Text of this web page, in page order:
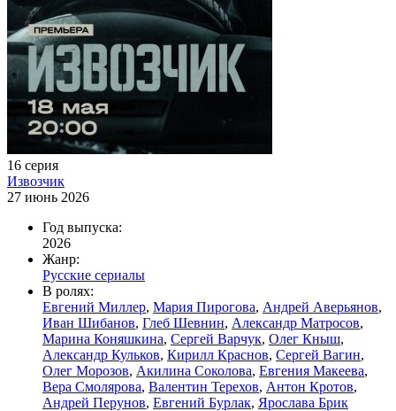
16 серия
Извозчик
27 июнь 2026
Год выпуска:
2026
Жанр:
Русские сериалы
В ролях:
Евгений Миллер, Мария Пирогова, Андрей Аверьянов,
Иван Шибанов, Глеб Шевнин, Александр Матросов,
Марина Коняшкина, Сергей Варчук, Олег Кныш,
Александр Кульков, Кирилл Краснов, Сергей Вагин,
Олег Морозов, Акилина Соколова, Евгения Макеева,
Вера Смолярова, Валентин Терехов, Антон Кротов,
Андрей Перунов, Евгений Бурлак, Ярослава Брик